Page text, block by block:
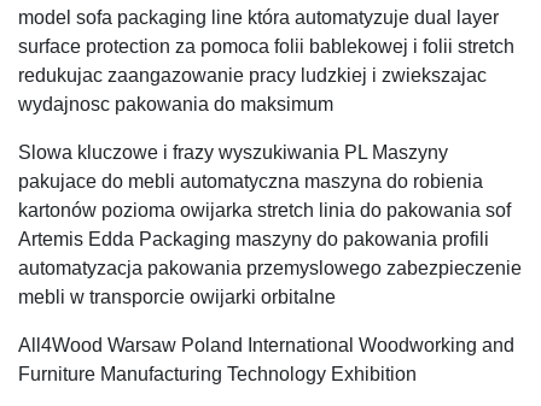
model sofa packaging line która automatyzuje dual layer
surface protection za pomoca folii bablekowej i folii stretch
redukujac zaangazowanie pracy ludzkiej i zwiekszajac
wydajnosc pakowania do maksimum
Slowa kluczowe i frazy wyszukiwania PL Maszyny
pakujace do mebli automatyczna maszyna do robienia
kartonów pozioma owijarka stretch linia do pakowania sof
Artemis Edda Packaging maszyny do pakowania profili
automatyzacja pakowania przemyslowego zabezpieczenie
mebli w transporcie owijarki orbitalne
All4Wood Warsaw Poland International Woodworking and
Furniture Manufacturing Technology Exhibition